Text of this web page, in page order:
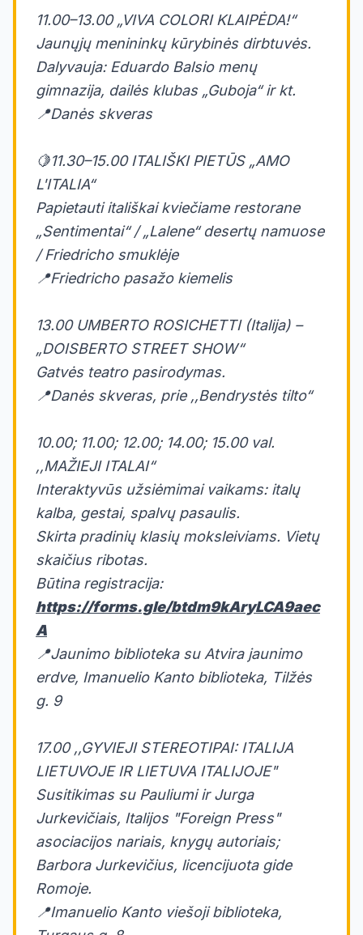
11.00–13.00 „VIVA COLORI KLAIPĖDA!“
Jaunųjų menininkų kūrybinės dirbtuvės.
Dalyvauja: Eduardo Balsio menų
gimnazija, dailės klubas „Guboja“ ir kt.
📍Danės skveras
🍋11.30–15.00 ITALIŠKI PIETŪS „AMO
L'ITALIA“
Papietauti itališkai kviečiame restorane
„Sentimentai“ / „Lalene“ desertų namuose
/ Friedricho smuklėje
📍Friedricho pasažo kiemelis
13.00 UMBERTO ROSICHETTI (Italija) –
„DOISBERTO STREET SHOW“
Gatvės teatro pasirodymas.
📍Danės skveras, prie ,,Bendrystės tilto“
10.00; 11.00; 12.00; 14.00; 15.00 val.
,,MAŽIEJI ITALAI“
Interaktyvūs užsiėmimai vaikams: italų
kalba, gestai, spalvų pasaulis.
Skirta pradinių klasių moksleiviams. Vietų
skaičius ribotas.
Būtina registracija:
https://forms.gle/btdm9kAryLCA9aec
A
📍Jaunimo biblioteka su Atvira jaunimo
erdve, Imanuelio Kanto biblioteka, Tilžės
g. 9
17.00 ,,GYVIEJI STEREOTIPAI: ITALIJA
LIETUVOJE IR LIETUVA ITALIJOJE"
Susitikimas su Pauliumi ir Jurga
Jurkevičiais, Italijos "Foreign Press"
asociacijos nariais, knygų autoriais;
Barbora Jurkevičius, licencijuota gide
Romoje.
📍Imanuelio Kanto viešoji biblioteka,